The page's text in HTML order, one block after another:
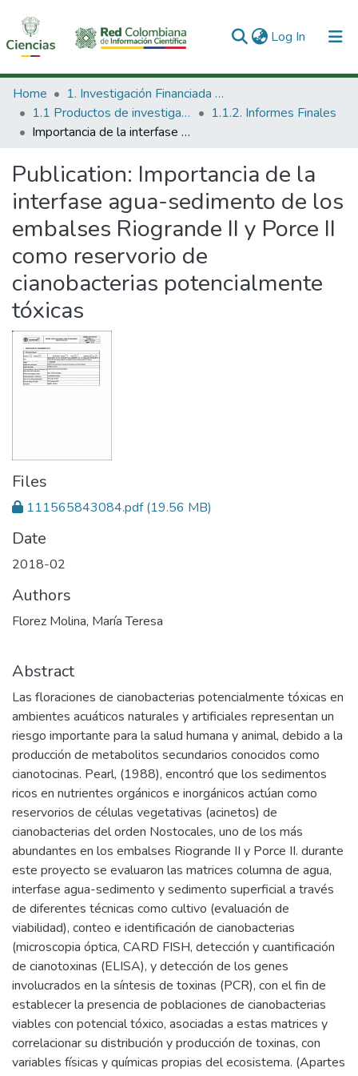
Log In (current)
Communities & Collections
All of DSpace
Home
1. Investigación Financiada con Recursos Públicos
1.1 Productos de investigación
1.1.2. Informes Finales
Importancia de la interfase agua-sedimento de los embalses Riogrande II y Porce II como reservorio de cianobacterias potencialmente tóxicas
Publication: Importancia de la
interfase agua-sedimento de los
embalses Riogrande II y Porce II
como reservorio de
cianobacterias potencialmente
tóxicas
Files
111565843084.pdf(19.56 MB)
Date
2018-02
Authors
Florez Molina, María Teresa
Abstract
Las floraciones de cianobacterias potencialmente tóxicas en
ambientes acuáticos naturales y artificiales representan un
riesgo importante para la salud humana y animal, debido a la
producción de metabolitos secundarios conocidos como
cianotocinas. Pearl, (1988), encontró que los sedimentos
ricos en nutrientes orgánicos e inorgánicos actúan como
reservorios de células vegetativas (acinetos) de
cianobacterias del orden Nostocales, uno de los más
abundantes en los embalses Riogrande II y Porce II. durante
este proyecto se evaluaron las matrices columna de agua,
interfase agua-sedimento y sedimento superficial a través
de diferentes técnicas como cultivo (evaluación de
viabilidad), conteo e identificación de cianobacterias
(microscopia óptica, CARD FISH, detección y cuantificación
de cianotoxinas (ELISA), y detección de los genes
involucrados en la síntesis de toxinas (PCR), con el fin de
establecer la presencia de poblaciones de cianobacterias
viables con potencial tóxico, asociadas a estas matrices y
correlacionar su distribución y producción de toxinas, con
variables físicas y químicas propias del ecosistema. (Apartes